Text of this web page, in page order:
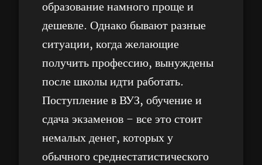
образование намного проще и
дешевле. Однако бывают разные
ситуации, когда желающие
получить профессию, вынуждены
после школы идти работать.
Поступление в ВУЗ, обучение и
сдача экзаменов – все это стоит
немалых денег, которых у
обычного среднестатистического